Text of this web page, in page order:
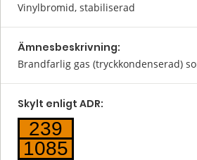
Vinylbromid, stabiliserad
Ämnes­beskrivning:
Brandfarlig gas (tryckkondenserad)
Skylt enligt ADR:
239
1085